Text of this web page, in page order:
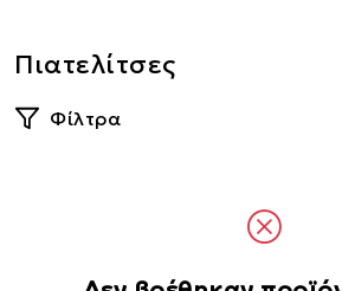
Πιατελίτσες
Φίλτρα